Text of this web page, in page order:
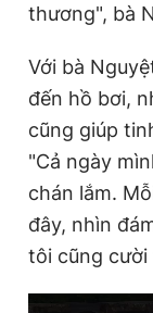
thương", bà
Với bà
đến hồ bơi,
cũng giúp
"Cả ngày
chán lắm.
đây, nhìn
tôi cũng cười